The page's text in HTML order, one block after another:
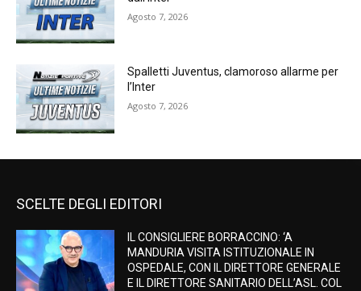
Agosto 7, 2026
Spalletti Juventus, clamoroso allarme per
l’Inter
Agosto 7, 2026
SCELTE DEGLI EDITORI
IL CONSIGLIERE BORRACCINO: ‘A
MANDURIA VISITA ISTITUZIONALE IN
OSPEDALE, CON IL DIRETTORE GENERALE
E IL DIRETTORE SANITARIO DELL’ASL. COL